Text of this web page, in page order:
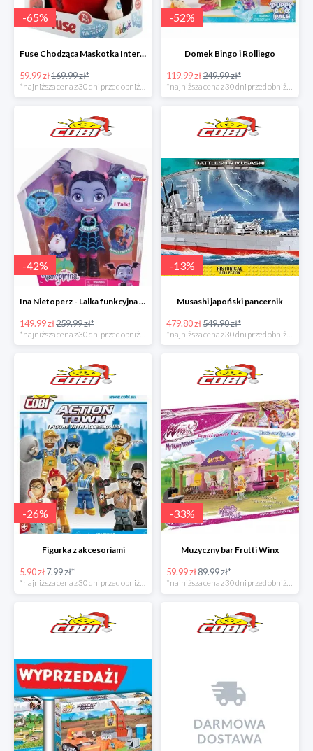
-65%
Fuse Chodząca Maskotka Interaktywna
59.99 zł169.99 zł*
*najniższa cena z 30 dni przed obniżką
-52%
Domek Bingo i Rolliego
119.99 zł249.99 zł*
*najniższa cena z 30 dni przed obniżką
-42%
Ina Nietoperz - Lalka funkcyjna Vampirina
149.99 zł259.99 zł*
*najniższa cena z 30 dni przed obniżką
-13%
Musashi japoński pancernik
479.80 zł549.90 zł*
*najniższa cena z 30 dni przed obniżką
-26%
Figurka z akcesoriami
5.90 zł7.99 zł*
-33%
Muzyczny bar Frutti Winx
59.99 zł89.99 zł*